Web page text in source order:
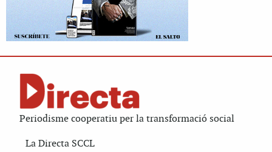
Periodisme cooperatiu per la transformació social
La Directa SCCL